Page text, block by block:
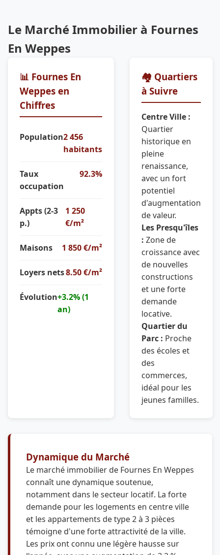
Le Marché Immobilier à Fournes
En Weppes
📊 Fournes En
Weppes en
Chiffres
Population2 456
habitants
Taux
occupation
92.3%
Appts (2-3
p.)
1 250
€/m²
Maisons 1 850 €/m²
Loyers nets8.50 €/m²
Évolution+3.2% (1
an)
🏘️ Quartiers
à Suivre
Centre Ville :
Quartier
historique en
pleine
renaissance,
avec un fort
potentiel
d'augmentation
de valeur.
Les Presqu'îles
: Zone de
croissance avec
de nouvelles
constructions
et une forte
demande
locative.
Quartier du
Parc : Proche
des écoles et
des
commerces,
idéal pour les
jeunes familles.
Dynamique du Marché
Le marché immobilier de Fournes En Weppes
connaît une dynamique soutenue,
notamment dans le secteur locatif. La forte
demande pour les logements en centre ville
et les appartements de type 2 à 3 pièces
témoigne d'une forte attractivité de la ville.
Les prix ont connu une légère hausse sur